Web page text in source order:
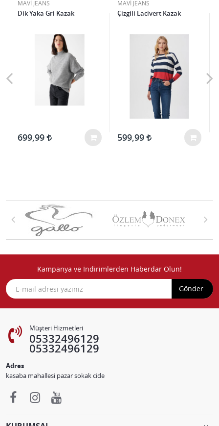
MAVİ JEANS
Dik Yaka Gri Kazak
699,99
MAVİ JEANS
Çizgili Lacivert Kazak
599,99
Kampanya ve İndirimlerden Haberdar Olun!
Gönder
Müşteri Hizmetleri
05332496129
05332496129
Adres
kasaba mahallesi pazar sokak cide